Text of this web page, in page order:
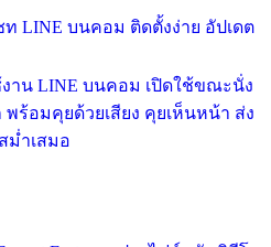
LINE บนคอม ติดตั้งง่าย อัปเดต
งาน LINE บนคอม เปิดใช้ขณะนั่ง
ร้อมคุยด้วยเสียง คุยเห็นหน้า ส่ง
ม่ำเสมอ